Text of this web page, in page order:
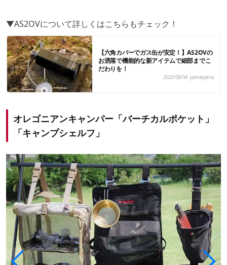
▼AS2OVについて詳しくはこちらもチェック！
【六角カバーでガス缶が安定！】AS2OVの
お洒落で機能的な新アイテムで細部までこ
だわりを！
2022/08/04 yamayama
オレゴニアンキャンパー「バーチカルポケット」
「キャンプシェルフ」